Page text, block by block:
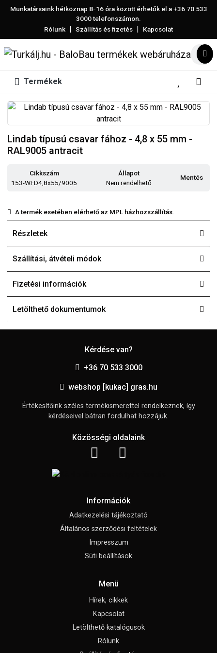
Munkatársaink hétköznap 8-16 óra között érhetők el a+36 70 533
3000telefonszámon.
Rólunk | Szállítás és fizetés | Kapcsolat
Termékek
Lindab típusú csavar fához - 4,8 x 55 mm -
RAL9005 antracit
Cikkszám
153-WFD4,8x55/9005
Állapot
Nem rendelhető
Mentés
A termék esetében elérhető az MPL házhozszállítás.
Részletek
Szállítási, átvételi módok
Fizetési információk
Letölthető dokumentumok
Kérdése van?
+36 70 533 3000
webshop [kukac] gras.hu
Értékesítőink széles termékismerettel rendelkeznek, így
kérdéseivel bátran fordulhat hozzájuk.
Közösségi oldalaink
Információk
Adatkezelési tájékoztató
Általános szerződési feltételek
Impresszum
Süti beállítások
Menü
Hírek, cikkek
Kapcsolat
Letölthető katalógusok
Rólunk